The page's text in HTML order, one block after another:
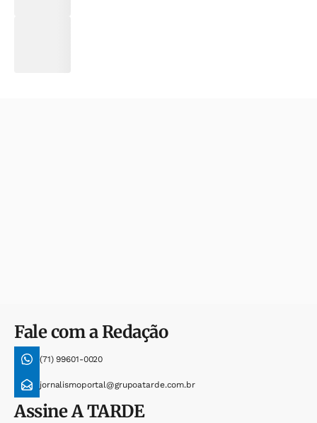
Fale com a Redação
(71) 99601-0020
jornalismoportal@grupoatarde.com.br
AssineA TARDE